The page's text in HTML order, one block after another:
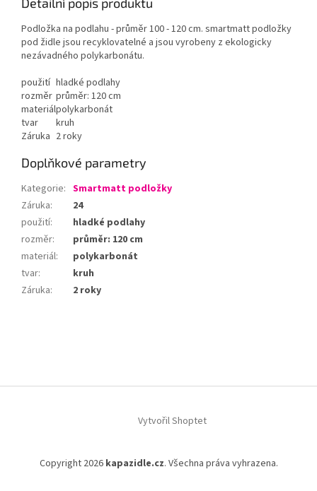
Podložka na podlahu - průměr 100 - 120 cm. smartmatt podložky
pod židle jsou recyklovatelné a jsou vyrobeny z ekologicky
nezávadného polykarbonátu.
použití hladké podlahy
rozměr průměr: 120 cm
materiálpolykarbonát
tvar
kruh
Záruka 2 roky
Doplňkové parametry
Kategorie: Smartmatt podložky
Záruka:
24
použití:
hladké podlahy
rozměr:
průměr: 120 cm
materiál:
polykarbonát
tvar:
kruh
Záruka: 2 roky
Vytvořil Shoptet
Copyright 2026 kapazidle.cz. Všechna práva vyhrazena.